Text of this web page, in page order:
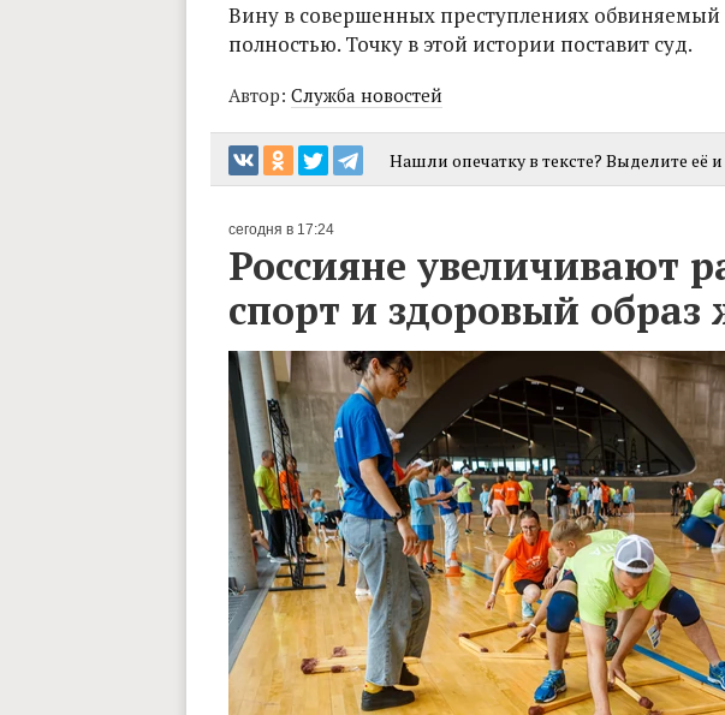
Вину в совершенных преступлениях обвиняемый
полностью. Точку в этой истории поставит суд.
Автор: Служба новостей
Нашли опечатку в тексте? Выделите её
сегодня в 17:24
Россияне увеличивают
спорт и здоровый образ